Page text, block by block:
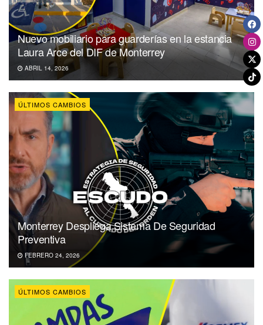
Nuevo mobiliario para guarderías en la estancia
Laura Arce del DIF de Monterrey
ABRIL 14, 2026
ÚLTIMOS CAMBIOS
Monterrey Despliega Sistema De Seguridad
Preventiva
FEBRERO 24, 2026
ÚLTIMOS CAMBIOS